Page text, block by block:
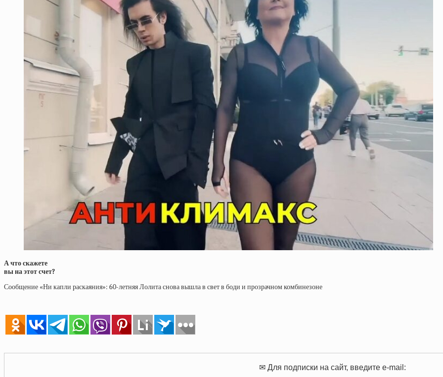
А что скажете
вы на этот счет?
Сообщение «Ни капли раскаяния»: 60-летняя Лолита снова вышла в свет в боди и прозрачном комбинезоне
✉ Для подписки на сайт, введите e-mail: